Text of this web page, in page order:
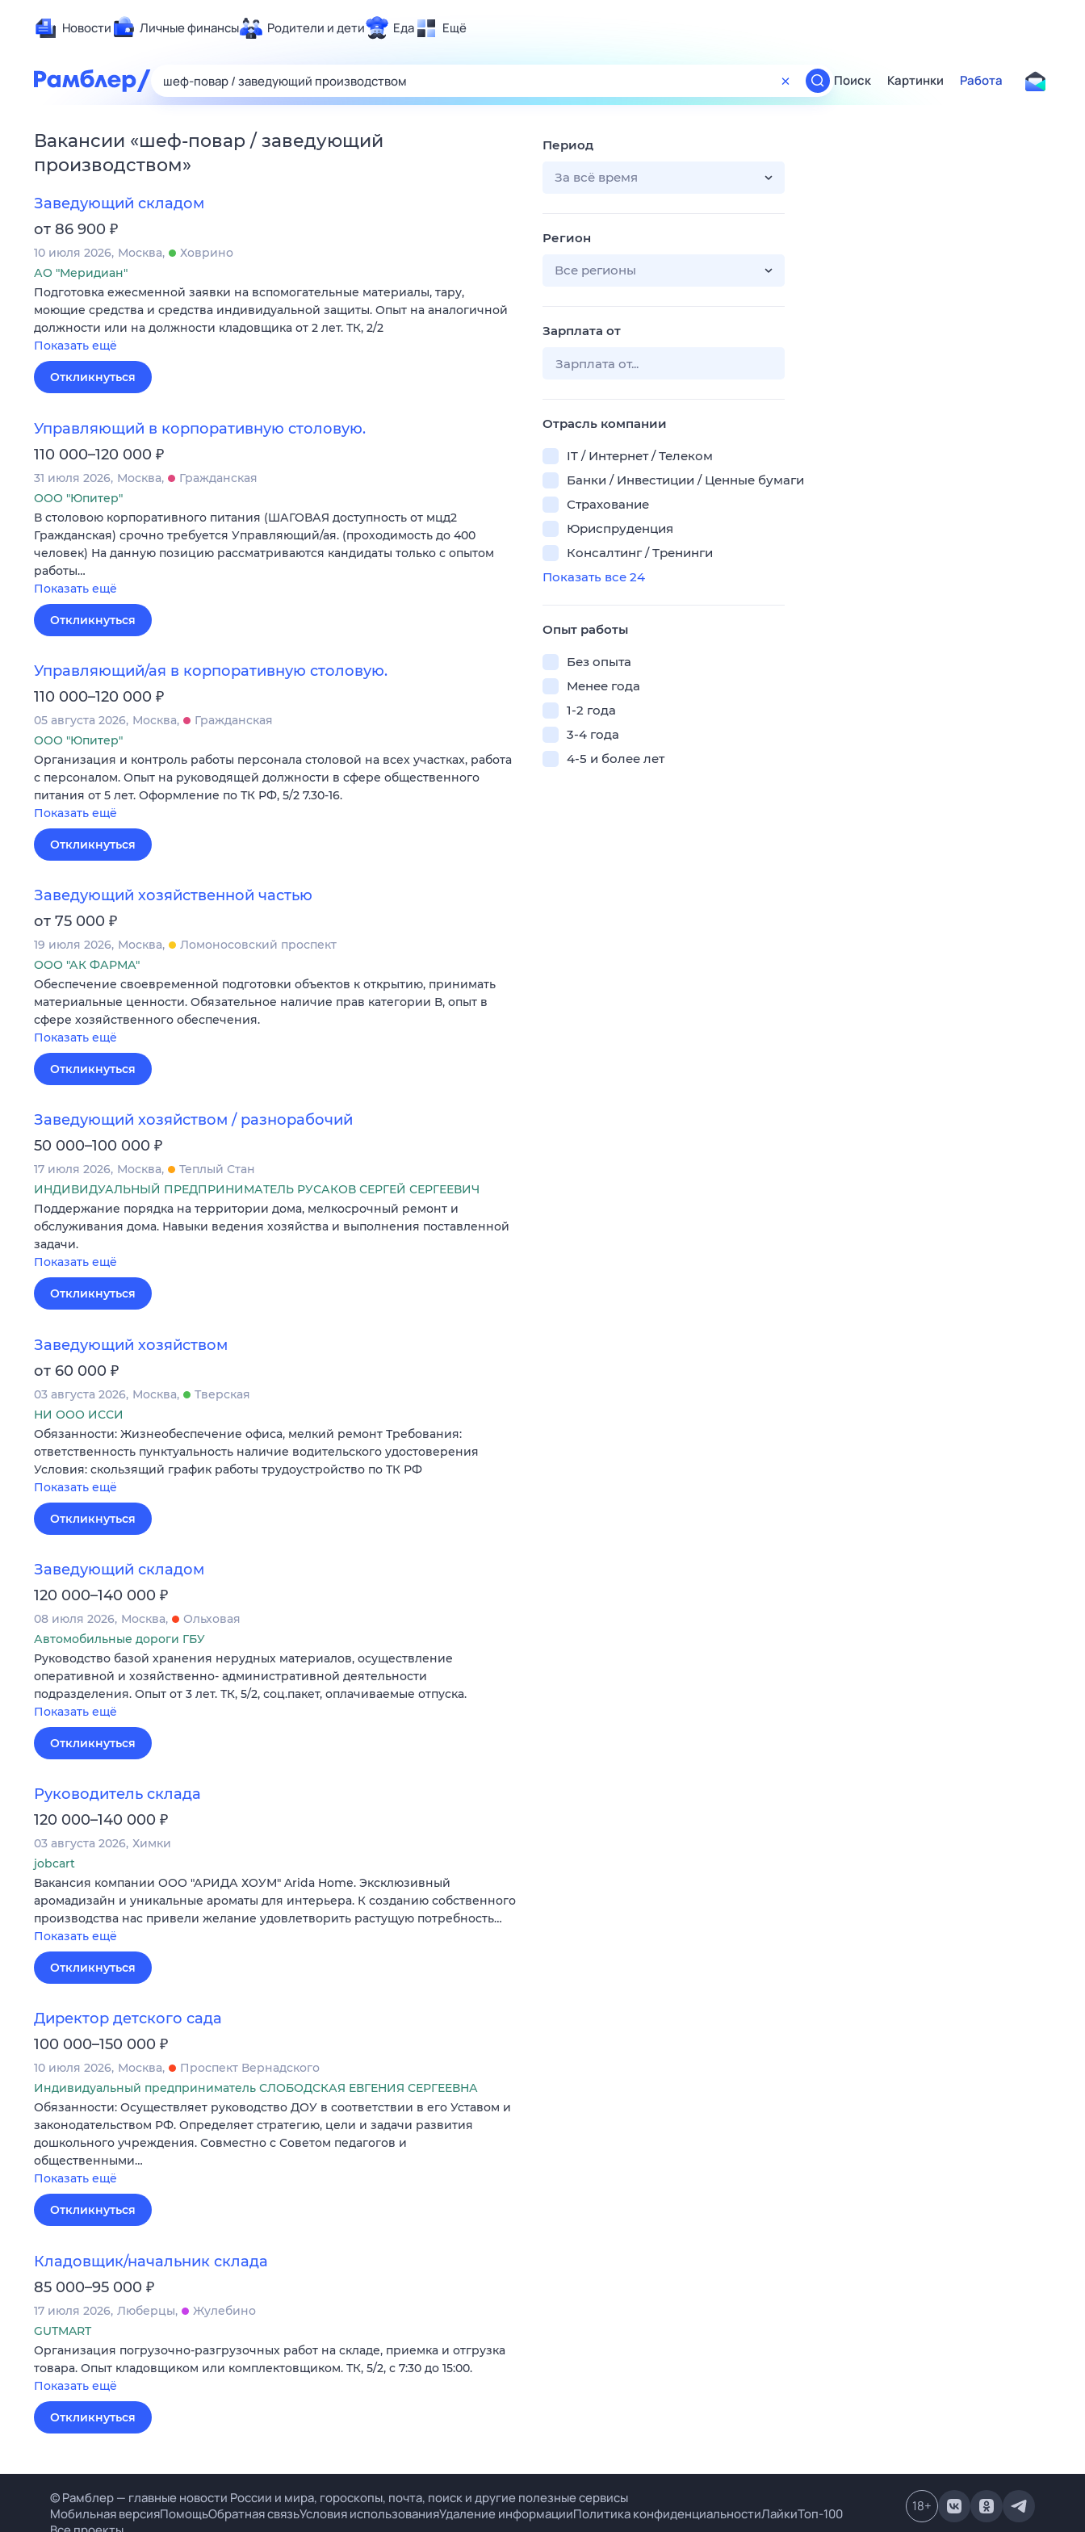
Новости Личные финансы Родители и дети Еда Ещё
Здоровье
Развлечения и отдых
Спорт
Гороскопы
Поиск
ТВ-программа
Поиск Картинки Работа
Вакансии «шеф-повар / заведующий
производством»
Заведующий складом
от 86 900 ₽
10 июля 2026 Москва
Ховрино
АО "Меридиан"
Подготовка ежесменной заявки на вспомогательные материалы, тару,
моющие средства и средства индивидуальной защиты. Опыт на аналогичной
должности или на должности кладовщика от 2 лет. ТК, 2/2
Показать ещё
Откликнуться
Управляющий в корпоративную столовую.
110 000–120 000 ₽
31 июля 2026 Москва
Гражданская
ООО "Юпитер"
В столовою корпоративного питания (ШАГОВАЯ доступность от мцд2
Гражданская) срочно требуется Управляющий/ая. (проходимость до 400
человек) На данную позицию рассматриваются кандидаты только с опытом
работы…
Показать ещё
Откликнуться
Управляющий/ая в корпоративную столовую.
110 000–120 000 ₽
05 августа 2026 Москва
Гражданская
ООО "Юпитер"
Организация и контроль работы персонала столовой на всех участках, работа
с персоналом. Опыт на руководящей должности в сфере общественного
питания от 5 лет. Оформление по ТК РФ, 5/2 7.30-16.
Показать ещё
Откликнуться
Заведующий хозяйственной частью
от 75 000 ₽
19 июля 2026 Москва
Ломоносовский проспект
ООО "АК ФАРМА"
Обеспечение своевременной подготовки объектов к открытию, принимать
материальные ценности. Обязательное наличие прав категории В, опыт в
сфере хозяйственного обеспечения.
Показать ещё
Откликнуться
Заведующий хозяйством / разнорабочий
50 000–100 000 ₽
17 июля 2026 Москва
Теплый Стан
ИНДИВИДУАЛЬНЫЙ ПРЕДПРИНИМАТЕЛЬ РУСАКОВ СЕРГЕЙ СЕРГЕЕВИЧ
Поддержание порядка на территории дома, мелкосрочный ремонт и
обслуживания дома. Навыки ведения хозяйства и выполнения поставленной
задачи.
Показать ещё
Откликнуться
Заведующий хозяйством
от 60 000 ₽
03 августа 2026 Москва
Тверская
НИ ООО ИССИ
Обязанности: Жизнеобеспечение офиса, мелкий ремонт Требования:
ответственность пунктуальность наличие водительского удостоверения
Условия: скользящий график работы трудоустройство по ТК РФ
Показать ещё
Откликнуться
Заведующий складом
120 000–140 000 ₽
08 июля 2026 Москва
Ольховая
Автомобильные дороги ГБУ
Руководство базой хранения нерудных материалов, осуществление
оперативной и хозяйственно- административной деятельности
подразделения. Опыт от 3 лет. ТК, 5/2, соц.пакет, оплачиваемые отпуска.
Показать ещё
Откликнуться
Руководитель склада
120 000–140 000 ₽
03 августа 2026 Химки
jobcart
Вакансия компании ООО "АРИДА ХОУМ" Arida Home. Эксклюзивный
аромадизайн и уникальные ароматы для интерьера. К созданию собственного
производства нас привели желание удовлетворить растущую потребность…
Показать ещё
Откликнуться
Директор детского сада
100 000–150 000 ₽
10 июля 2026 Москва
Проспект Вернадского
Индивидуальный предприниматель СЛОБОДСКАЯ ЕВГЕНИЯ СЕРГЕЕВНА
Обязанности: Осуществляет руководство ДОУ в соответствии в его Уставом и
законодательством РФ. Определяет стратегию, цели и задачи развития
дошкольного учреждения. Совместно с Советом педагогов и
общественными…
Показать ещё
Откликнуться
Кладовщик/начальник склада
85 000–95 000 ₽
17 июля 2026 Люберцы
Жулебино
GUTMART
Организация погрузочно-разгрузочных работ на складе, приемка и отгрузка
товара. Опыт кладовщиком или комплектовщиком. ТК, 5/2, с 7:30 до 15:00.
Показать ещё
Откликнуться
Период
За всё время
Регион
Все регионы
Зарплата от
Отрасль компании
IT / Интернет / Телеком
Банки / Инвестиции / Ценные бумаги
Страхование
Юриспруденция
Консалтинг / Тренинги
Показать все 24
Опыт работы
Без опыта
Менее года
1-2 года
3-4 года
4-5 и более лет
© Рамблер — главные новости России и мира, гороскопы, почта, поиск и другие полезные сервисы
Мобильная версияПомощьОбратная связьУсловия использованияУдаление информацииПолитика конфиденциальностиЛайкиТоп-100
18+